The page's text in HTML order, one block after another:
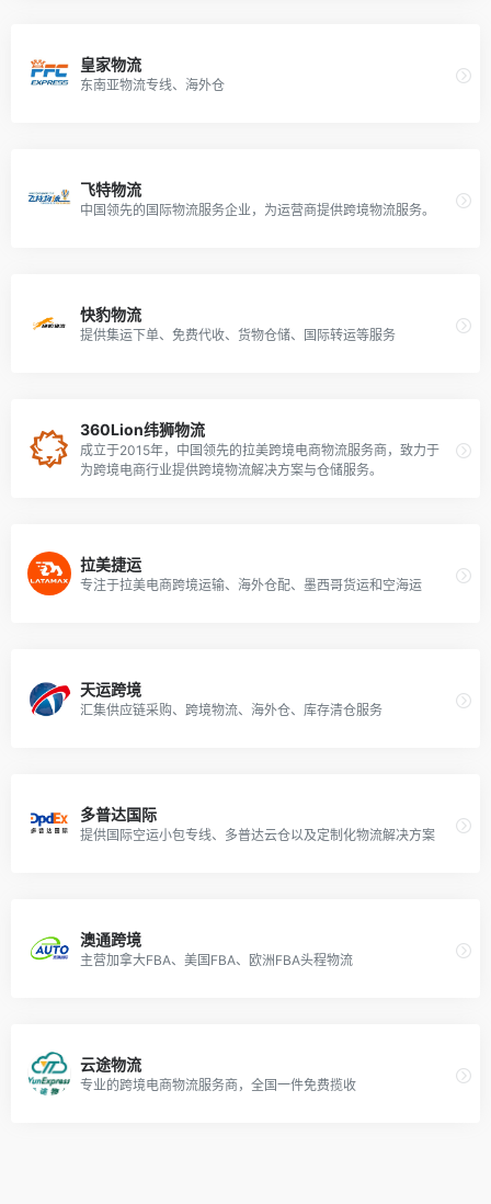
皇家物流
东南亚物流专线、海外仓
飞特物流
中国领先的国际物流服务企业，为运营商提供跨境物流服务。
快豹物流
提供集运下单、免费代收、货物仓储、国际转运等服务
360Lion纬狮物流
成立于2015年，中国领先的拉美跨境电商物流服务商，致力于
为跨境电商行业提供跨境物流解决方案与仓储服务。
拉美捷运
专注于拉美电商跨境运输、海外仓配、墨西哥货运和空海运
天运跨境
汇集供应链采购、跨境物流、海外仓、库存清仓服务
多普达国际
提供国际空运小包专线、多普达云仓以及定制化物流解决方案
澳通跨境
主营加拿大FBA、美国FBA、欧洲FBA头程物流
云途物流
专业的跨境电商物流服务商，全国一件免费揽收